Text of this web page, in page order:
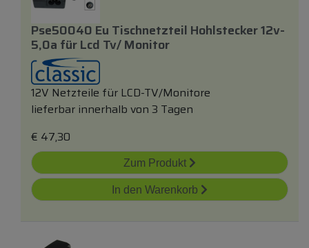
Pse50040 Eu Tischnetzteil Hohlstecker 12v-
5,0a fürLcd Tv/ Monitor
12V Netzteile für LCD-TV/Monitore
lieferbar innerhalb von 3 Tagen
€ 47,30
Zum Produkt
In den Warenkorb